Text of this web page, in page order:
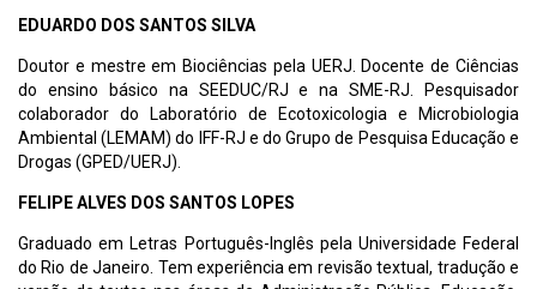
EDUARDO DOS SANTOS SILVA
Doutor e mestre em Biociências pela UERJ. Docente de Ciências
do ensino básico na SEEDUC/RJ e na SME-RJ. Pesquisador
colaborador do Laboratório de Ecotoxicologia e Microbiologia
Ambiental (LEMAM) do IFF-RJ e do Grupo de Pesquisa Educação e
Drogas (GPED/UERJ).
FELIPE ALVES DOS SANTOS LOPES
Graduado em Letras Português-Inglês pela Universidade Federal
do Rio de Janeiro. Tem experiência em revisão textual, tradução e